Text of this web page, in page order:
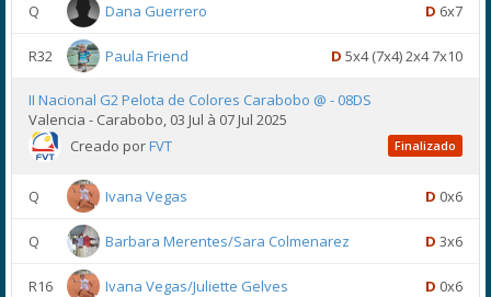
Q Dana Guerrero D 6x7
R32 Paula Friend D 5x4 (7x4) 2x4 7x10
II Nacional G2 Pelota de Colores Carabobo @ - 08DS
Valencia - Carabobo, 03 Jul à 07 Jul 2025
Creado porFVT Finalizado
Q Ivana Vegas D 0x6
Q Barbara Merentes/Sara Colmenarez D 3x6
R16 Ivana Vegas/Juliette Gelves D 0x6